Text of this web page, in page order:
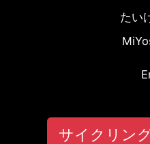
たい
サイクリン